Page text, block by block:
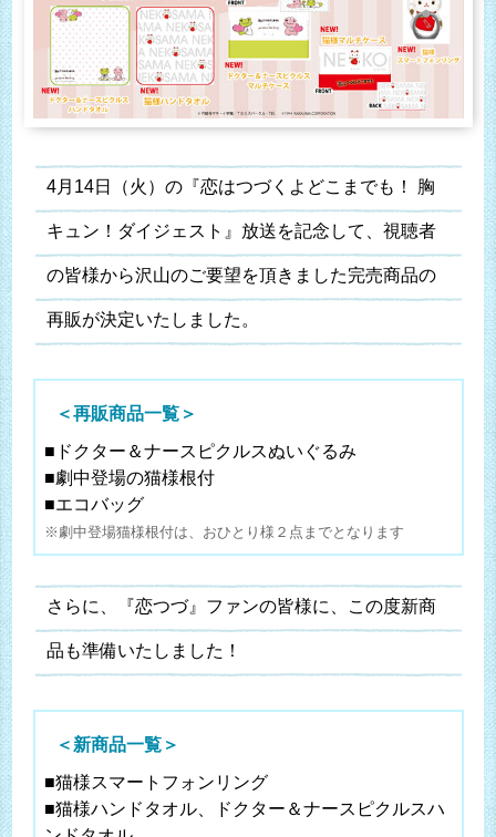
4月14日（火）の『恋はつづくよどこまでも！ 胸
キュン！ダイジェスト』放送を記念して、視聴者
の皆様から沢山のご要望を頂きました完売商品の
再販が決定いたしました。
＜再販商品一覧＞
■ドクター＆ナースピクルスぬいぐるみ
■劇中登場の猫様根付
■エコバッグ
※劇中登場猫様根付は、おひとり様２点までとなります
さらに、『恋つづ』ファンの皆様に、この度新商
品も準備いたしました！
＜新商品一覧＞
■猫様スマートフォンリング
■猫様ハンドタオル、ドクター＆ナースピクルスハ